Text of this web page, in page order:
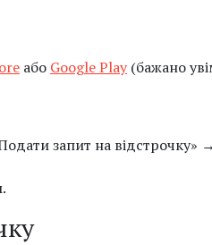
або Google Play (бажано
запит на відстрочку»